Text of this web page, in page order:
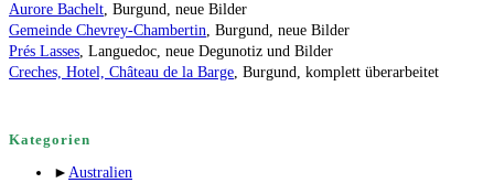
Aurore Bachelt, Burgund, neue Bilder
Gemeinde Chevrey-Chambertin, Burgund, neue Bilder
Prés Lasses, Languedoc, neue Degunotiz und Bilder
Creches, Hotel, Château de la Barge, Burgund, komplett überarbeitet
Kategorien
► Australien